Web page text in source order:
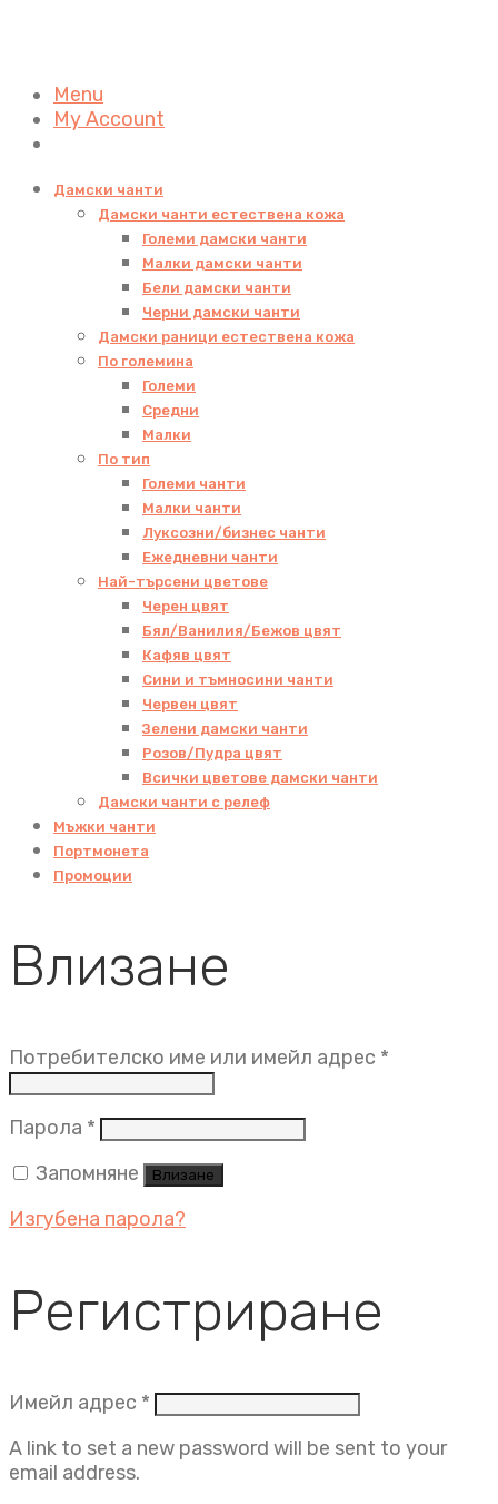
Menu
My Account
Дамски чанти
Дамски чанти естествена кожа
Големи дамски чанти
Малки дамски чанти
Бели дамски чанти
Черни дамски чанти
Дамски раници естествена кожа
По големина
Големи
Средни
Малки
По тип
Големи чанти
Малки чанти
Луксозни/бизнес чанти
Ежедневни чанти
Най-търсени цветове
Черен цвят
Бял/Ванилия/Бежов цвят
Кафяв цвят
Сини и тъмносини чанти
Червен цвят
Зелени дамски чанти
Розов/Пудра цвят
Всички цветове дамски чанти
Дамски чанти с релеф
Мъжки чанти
Портмонета
Промоции
Влизане
Потребителско име или имейл адрес *
Парола * Задължително
Запомняне
Влизане
Изгубена парола?
Регистриране
Имейл адрес * Задължително
A link to set a new password will be sent to your
email address.